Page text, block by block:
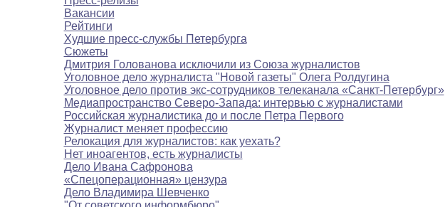
Вакансии
Рейтинги
Худшие пресс-службы Петербурга
Сюжеты
Дмитрия Голованова исключили из Союза журналистов
Уголовное дело журналиста "Новой газеты" Олега Ролдугина
Уголовное дело против экс-сотрудников телеканала «Санкт-Петербург»
Медиапространство Северо-Запада: интервью с журналистами
Российская журналистика до и после Петра Первого
Журналист меняет профессию
Релокация для журналистов: как уехать?
Нет иноагентов, есть журналисты
Дело Ивана Сафронова
«Спецоперационная» цензура
Дело Владимира Шевченко